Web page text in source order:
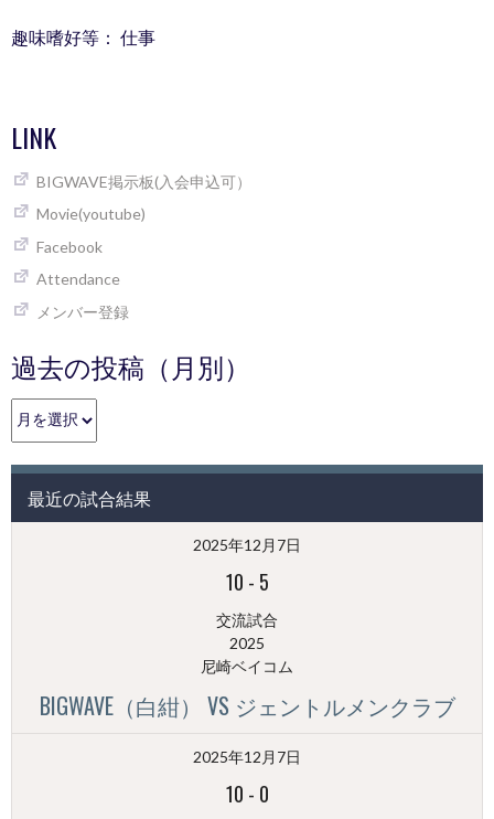
趣味嗜好等： 仕事
LINK
BIGWAVE掲示板(入会申込可）
Movie(youtube)
Facebook
Attendance
メンバー登録
過去の投稿（月別）
過
去
投
（月
最近の試合結果
2025年12月7日
10 - 5
交流試合
2025
尼崎ベイコム
BIGWAVE（白紺） VS ジェントルメンクラブ
2025年12月7日
10 - 0